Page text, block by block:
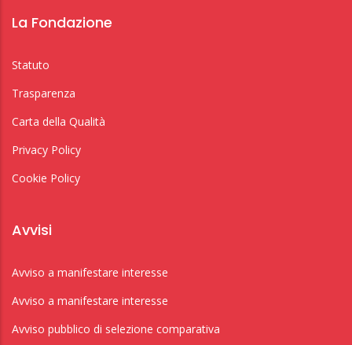
La Fondazione
Statuto
Trasparenza
Carta della Qualità
Privacy Policy
Cookie Policy
Avvisi
Avviso a manifestare interesse
Avviso a manifestare interesse
Avviso pubblico di selezione comparativa